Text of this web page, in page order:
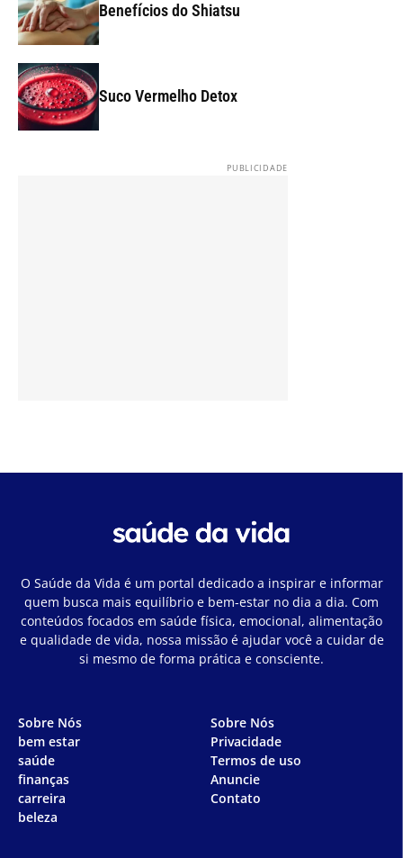
Benefícios do Shiatsu
Suco Vermelho Detox
O Saúde da Vida é um portal dedicado a inspirar e informar
quem busca mais equilíbrio e bem-estar no dia a dia. Com
conteúdos focados em saúde física, emocional, alimentação
e qualidade de vida, nossa missão é ajudar você a cuidar de
si mesmo de forma prática e consciente.
Sobre Nós
bem estar
saúde
finanças
carreira
beleza
Sobre Nós
Privacidade
Termos de uso
Anuncie
Contato